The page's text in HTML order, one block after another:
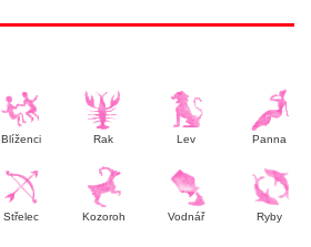
Blíženci Rak Lev Panna
Střelec Kozoroh Vodnář Ryby